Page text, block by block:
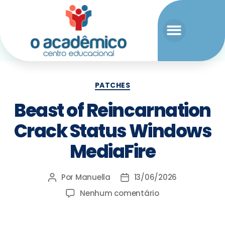
PATCHES
Beast of Reincarnation
Crack Status Windows
MediaFire
Por Manuella
13/06/2026
Nenhum comentário